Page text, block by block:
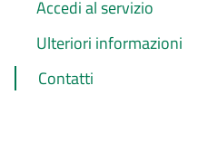
Accedi al servizio
Ulteriori informazioni
Contatti